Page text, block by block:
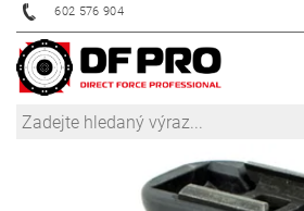
602 576 904